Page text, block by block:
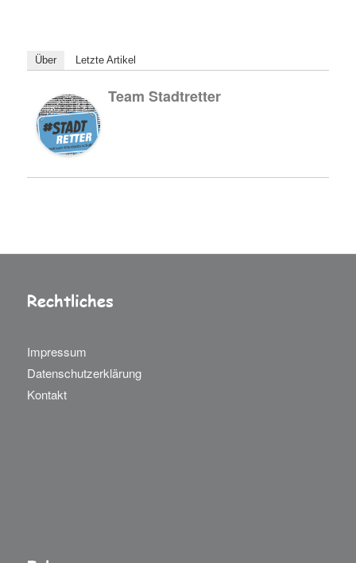
Über Letzte Artikel
Team Stadtretter
Rechtliches
Impressum
Datenschutzerklärung
Kontakt